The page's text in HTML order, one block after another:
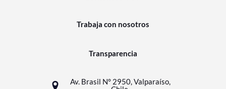
Trabaja con nosotros
Transparencia
Av. Brasil N° 2950, Valparaíso,